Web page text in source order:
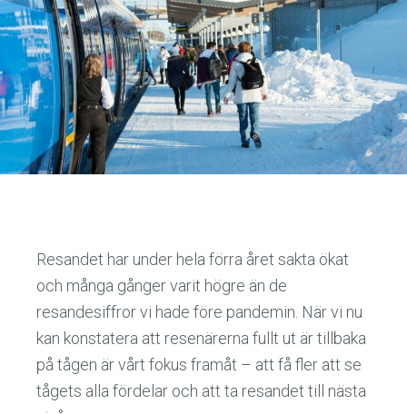
Resandet har under hela förra året sakta ökat
och många gånger varit högre än de
resandesiffror vi hade före pandemin. När vi nu
kan konstatera att resenärerna fullt ut är tillbaka
på tågen är vårt fokus framåt – att få fler att se
tågets alla fördelar och att ta resandet till nästa